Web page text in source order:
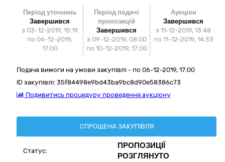
Період уточнень
Завершився
з 03-12-2019, 15:19
по 06-12-2019,
17:00
Період подачі
пропозицій
Завершився
з 09-12-2019, 08:00
по 10-12-2019, 17:00
Аукціон
Завершився
з 11-12-2019, 13:48
по 11-12-2019, 14:33
Подача вимоги на умови закупівлі - по 06-12-2019, 17:00
ID закупівлі: 35f84498e9bd43ba9bc8d90e58386c73
Подивитись процедуру проведення аукціону
СПРОЩЕНА ЗАКУПІВЛЯ
Статус:
ПРОПОЗИЦІЇ
РОЗГЛЯНУТО